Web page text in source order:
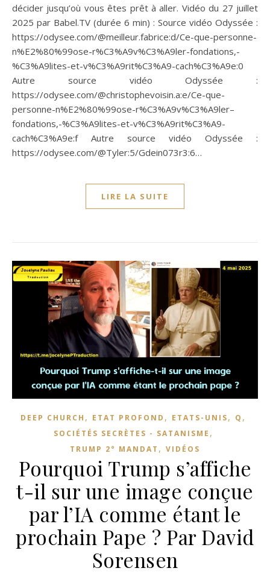
décider jusqu’où vous êtes prêt à aller. Vidéo du 27 juillet
2025 par Babel.TV (durée 6 min) : Source vidéo Odyssée :
https://odysee.com/@meilleur.fabrice:d/Ce-que-personne-
n%E2%80%99ose-r%C3%A9v%C3%A9ler-fondations,-
%C3%A9lites-et-v%C3%A9rit%C3%A9-cach%C3%A9e:0
Autre source vidéo Odyssée :
https://odysee.com/@christophevoisin.a:e/Ce-que-
personne-n%E2%80%99ose-r%C3%A9v%C3%A9ler–
fondations,-%C3%A9lites-et-v%C3%A9rit%C3%A9-
cach%C3%A9e:f Autre source vidéo Odyssée :
https://odysee.com/@Tyler:5/Gdein073r3:6…
LIRE LA SUITE
DEEP CHURCH , ETAT PROFOND , ETATS-UNIS, Q ,
SOCIÉTÉS SECRÈTES - SATANISME ,
TRUMP 2° MANDAT , VIDÉOS
Pourquoi Trump s’affiche
t-il sur une image conçue
par l’IA comme étant le
prochain Pape ? Par David
Sorensen